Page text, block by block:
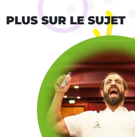
PLUS SUR LE SUJET